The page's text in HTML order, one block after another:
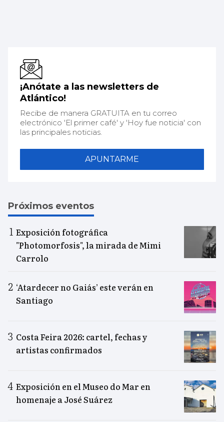
¡Anótate a las newsletters de
Atlántico!
Recibe de manera GRATUITA en tu correo
electrónico 'El primer café' y 'Hoy fue noticia' con
las principales noticias.
APUNTARME
Próximos eventos
Exposición fotográfica
"Photomorfosis", la mirada de Mimi
Carrolo
‘Atardecer no Gaiás’ este verán en
Santiago
Costa Feira 2026: cartel, fechas y
artistas confirmados
Exposición en el Museo do Mar en
homenaje a José Suárez